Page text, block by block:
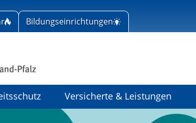
Bildungseinrichtungen
Versicherte & Leistungen